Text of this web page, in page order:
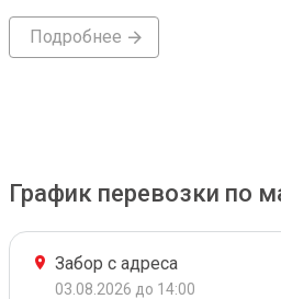
Подробнее
График перевозки по
Забор с адреса
03.08.2026 до 14:00